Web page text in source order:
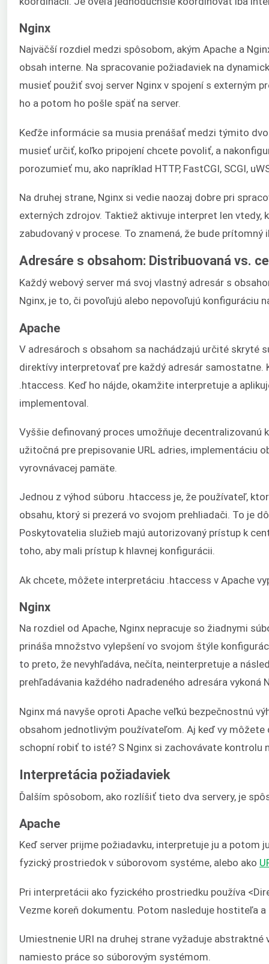
Nginx
Najväčší rozdiel medzi spôsobom, akým Apache a
obsah interne. Na spracovanie požiadaviek na
musieť použiť svoj server Nginx v spojení s externým
ho a potom ho pošle späť na server.
Keďže informácie sa musia prenášať medzi týmito
musieť určiť, koľko pripojení chcete povoliť, a
porozumieť mu, ako napríklad HTTP, FastCGI, SCGI,
Na druhej strane, Nginx si vedie naozaj dobre pri
externých zdrojov. Taktiež aktivuje interpret len vtedy,
zabudovaný v procese. To znamená, že bude
Adresáre s obsahom: Distribuovaná vs.
Každý webový server má svoj vlastný adresár s
Nginx, je to, či povoľujú alebo nepovoľujú konfiguráciu
Apache
V adresároch s obsahom sa nachádzajú určité skryté
direktívy interpretovať pre každý adresár samostatne.
.htaccess. Keď ho nájde, okamžite interpretuje a
implementoval.
Vyššie definovaný proces umožňuje
užitočná pre prepisovanie URL adries, implementáciu
vyrovnávacej pamäte.
Jednou z výhod súboru .htaccess je, že používateľ,
obsahu, ktorý si prezerá vo svojom prehliadači. To je
Poskytovatelia služieb majú autorizovaný prístup k
toho, aby mali prístup k hlavnej konfigurácii.
Ak chcete, môžete interpretáciu .htaccess v Apache
Nginx
Na rozdiel od Apache, Nginx nepracuje so žiadnymi
prináša množstvo vylepšení vo svojom štýle
to preto, že nevyhľadáva, nečíta, neinterpretuje a
prehľadávania každého nadradeného adresára vykoná
Nginx má navyše oproti Apache veľkú bezpečnostnú
obsahom jednotlivým používateľom. Aj keď vy
schopní robiť to isté? S Nginx si zachovávate
Interpretácia požiadaviek
Ďalším spôsobom, ako rozlíšiť tieto dva servery, je
Apache
Keď server prijme požiadavku, interpretuje ju a
fyzický prostriedok v súborovom systéme, alebo ako
Pri interpretácii ako fyzického prostriedku používa
Vezme koreň dokumentu. Potom nasleduje hostiteľa
Umiestnenie URI na druhej strane vyžaduje
namiesto práce so súborovým systémom.